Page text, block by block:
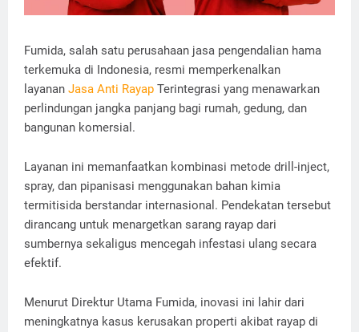
Fumida, salah satu perusahaan jasa pengendalian hama
terkemuka di Indonesia, resmi memperkenalkan
layanan Jasa Anti Rayap Terintegrasi yang menawarkan
perlindungan jangka panjang bagi rumah, gedung, dan
bangunan komersial.
Layanan ini memanfaatkan kombinasi metode drill-inject,
spray, dan pipanisasi menggunakan bahan kimia
termitisida berstandar internasional. Pendekatan tersebut
dirancang untuk menargetkan sarang rayap dari
sumbernya sekaligus mencegah infestasi ulang secara
efektif.
Menurut Direktur Utama Fumida, inovasi ini lahir dari
meningkatnya kasus kerusakan properti akibat rayap di